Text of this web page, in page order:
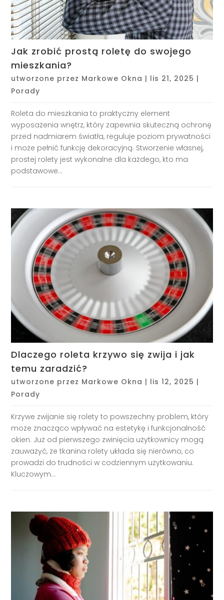
Jak zrobić prostą roletę do swojego
mieszkania?
utworzone przez Markowe Okna | lis 21, 2025 |
Porady
Roleta do mieszkania to praktyczny element
wyposażenia wnętrz, który zapewnia skuteczną ochronę
przed nadmiarem światła, reguluje poziom prywatności
i może pełnić funkcję dekoracyjną. Stworzenie własnej,
prostej rolety jest wykonalne dla każdego, kto ma
podstawowe...
Dlaczego roleta krzywo się zwija i jak
temu zaradzić?
utworzone przez Markowe Okna | lis 12, 2025 |
Porady
Krzywe zwijanie się rolety to powszechny problem, który
może znacząco wpływać na estetykę i funkcjonalność
okien. Już od pierwszego zwinięcia użytkownicy mogą
zauważyć, że tkanina rolety układa się nierówno, co
prowadzi do trudności w codziennym użytkowaniu.
Kluczowym...